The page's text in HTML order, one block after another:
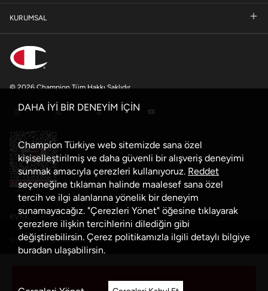
Sepete Ekle
KURUMSAL
© 2026 Champion Tüm Hakkı Saklıdır
KVKK
Veri Güvenliği Politikası
DAHA İYİ BİR DENEYİM İÇİN
Champion Türkiye web sitemizde sana özel
kişiselleştirilmiş ve daha güvenli bir alışveriş deneyimi
sunmak amacıyla çerezleri kullanıyoruz. Reddet
seçeneğine tıklaman halinde maalesef sana özel
tercih ve ilgi alanlarına yönelik bir deneyim
sunamayacağız. "Çerezleri Yönet" öğesine tıklayarak
çerezlere ilişkin tercihlerini dilediğin gibi
değiştirebilirsin. Çerez politikamızla ilgili detaylı bilgiye
buradan ulaşabilirsin.